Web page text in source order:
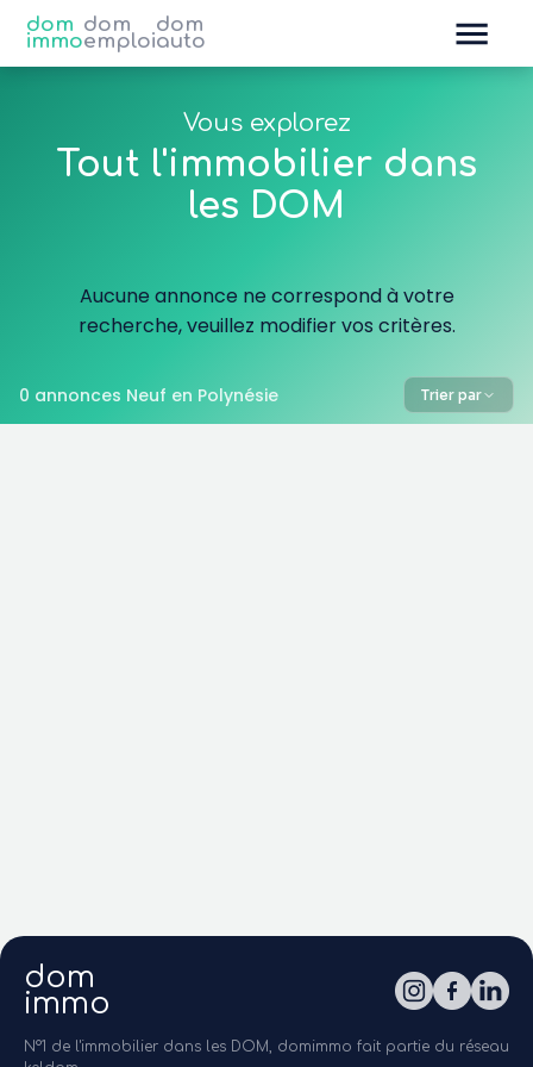
dom
immo
dom
emploi
dom
auto
Vous explorez
Tout l'immobilier dans
les DOM
Aucune annonce ne correspond à votre
recherche, veuillez modifier vos critères.
0 annonces Neuf en Polynésie Trier par
dom
immo
N°1 de l'immobilier dans les DOM, domimmo fait partie du réseau